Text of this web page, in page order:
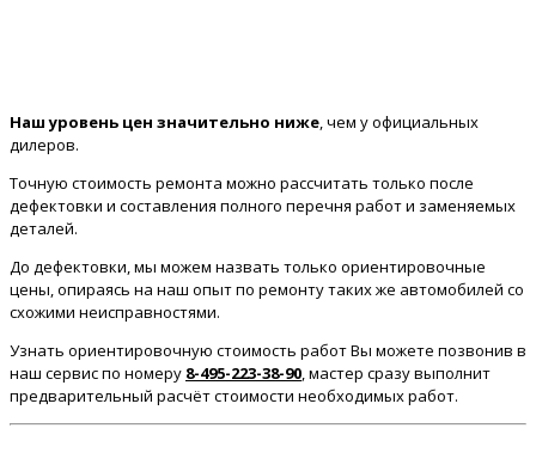
Наш уровень цен значительно ниже , чем у официальных
дилеров.
Точную стоимость ремонта можно рассчитать только после
дефектовки и составления полного перечня работ и заменяемых
деталей.
До дефектовки, мы можем назвать только ориентировочные
цены, опираясь на наш опыт по ремонту таких же автомобилей со
схожими неисправностями.
Узнать ориентировочную стоимость работ Вы можете позвонив в
наш сервис по номеру 8-495-223-38-90 , мастер сразу выполнит
предварительный расчёт стоимости необходимых работ.